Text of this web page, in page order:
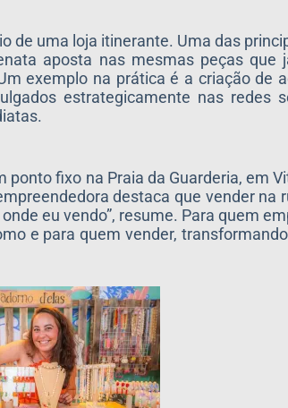
de uma loja itinerante. Uma das
aposta nas mesmas peças que
exemplo na prática é a criação de
estrategicamente nas redes
fixo na Praia da Guarderia, em
destaca que vender na
eu vendo”, resume. Para quem
e para quem vender,